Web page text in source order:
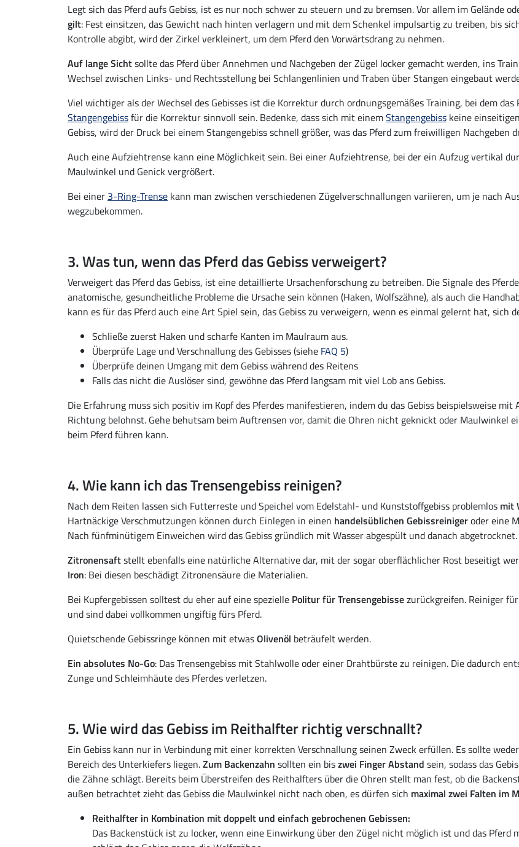
Legt sich das Pferd aufs Gebiss, ist es nur noch schwer zu steuern und zu bremsen. Vor allem im Gelände
gilt: Fest einsitzen, das Gewicht nach hinten verlagern und mit dem Schenkel impulsartig zu treiben, bis
Kontrolle abgibt, wird der Zirkel verkleinert, um dem Pferd den Vorwärtsdrang zu nehmen.
Auf lange Sichtsollte das Pferd über Annehmen und Nachgeben der Zügel locker gemacht werden, ins
Wechsel zwischen Links- und Rechtsstellung bei Schlangenlinien und Traben über Stangen eingebaut
Viel wichtiger als der Wechsel des Gebisses ist die Korrektur durch ordnungsgemäßes Training, bei dem
Stangengebissfür die Korrektur sinnvoll sein. Bedenke, dass sich mit einemStangengebiss keine
Gebiss, wird der Druck bei einem Stangengebiss schnell größer, was das Pferd zum freiwilligen Nachgeben
Auch eine Aufziehtrense kann eine Möglichkeit sein. Bei einer Aufziehtrense, bei der ein Aufzug vertikal
Maulwinkel und Genick vergrößert.
Bei einer 3-Ring-Trense kann man zwischen verschiedenen Zügelverschnallungen variieren, um je nach
wegzubekommen.
3. Was tun, wenn das Pferd das Gebiss verweigert?
Verweigert das Pferd das Gebiss, ist eine detaillierte Ursachenforschung zu betreiben. Die Signale des
anatomische, gesundheitliche Probleme die Ursache sein können (Haken, Wolfszähne), als auch die
kann es für das Pferd auch eine Art Spiel sein, das Gebiss zu verweigern, wenn es einmal gelernt hat, sich
Schließe zuerst Haken und scharfe Kanten im Maulraum aus.
Überprüfe Lage und Verschnallung des Gebisses (siehe FAQ 5)
Überprüfe deinen Umgang mit dem Gebiss während des Reitens
Falls das nicht die Auslöser sind, gewöhne das Pferd langsam mit viel Lob ans Gebiss.
Die Erfahrung muss sich positiv im Kopf des Pferdes manifestieren, indem du das Gebiss beispielsweise
Richtung belohnst. Gehe behutsam beim Auftrensen vor, damit die Ohren nicht geknickt oder Maulwinkel
beim Pferd führen kann.
4. Wie kann ich das Trensengebiss reinigen?
Nach dem Reiten lassen sich Futterreste und Speichel vom Edelstahl- und Kunststoffgebiss problemlos mit
Hartnäckige Verschmutzungen können durch Einlegen in einen handelsüblichen Gebissreinigeroder eine
Nach fünfminütigem Einweichen wird das Gebiss gründlich mit Wasser abgespült und danach abgetrocknet.
Zitronensaftstellt ebenfalls eine natürliche Alternative dar, mit der sogar oberflächlicher Rost beseitigt
Iron: Bei diesen beschädigt Zitronensäure die Materialien.
Bei Kupfergebissen solltest du eher auf eine spezielle Politur für Trensengebissezurückgreifen. Reiniger
und sind dabei vollkommen ungiftig fürs Pferd.
Quietschende Gebissringe können mit etwasOlivenöl beträufelt werden.
Ein absolutes No-Go: Das Trensengebiss mit Stahlwolle oder einer Drahtbürste zu reinigen. Die dadurch
Zunge und Schleimhäute des Pferdes verletzen.
5. Wie wird das Gebiss im Reithalfter richtig verschnallt?
Ein Gebiss kann nur in Verbindung mit einer korrekten Verschnallung seinen Zweck erfüllen. Es sollte
Bereich des Unterkiefers liegen.Zum Backenzahn sollten ein biszwei Finger Abstand sein, sodass das
die Zähne schlägt. Bereits beim Überstreifen des Reithalfters über die Ohren stellt man fest, ob die
außen betrachtet zieht das Gebiss die Maulwinkel nicht nach oben, es dürfen sich maximal zwei Falten im
Reithalfter in Kombination mit doppelt und einfach gebrochenen Gebissen:
Das Backenstück ist zu locker, wenn eine Einwirkung über den Zügel nicht möglich ist und das Pferd